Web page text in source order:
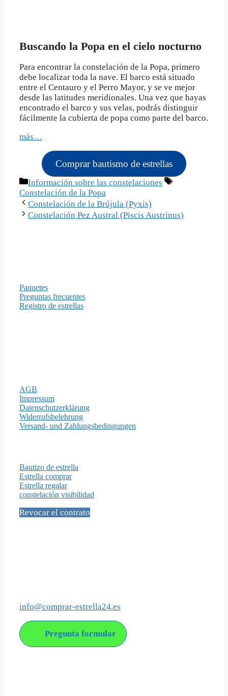
Buscando la Popa en el cielo nocturno
Para encontrar la constelación de la Popa, primero
debe localizar toda la nave. El barco está situado
entre el Centauro y el Perro Mayor, y se ve mejor
desde las latitudes meridionales. Una vez que hayas
encontrado el barco y sus velas, podrás distinguir
fácilmente la cubierta de popa como parte del barco.
más…
Comprar bautismo de estrellas
Categorías
Información sobre las constelaciones
Etiquetas
Constelación de la Popa
Constelación de la Brújula (Pyxis)
Constelación Pez Austral (Piscis Austrinus)
Paquetes
Preguntas frecuentes
Registro de estrellas
AGB
Impressum
Datenschutzerklärung
Widerrufsbelehrung
Versand- und Zahlungsbedingungen
Bautizo de estrella
Estrella comprar
Estrella regalar
constelación visibilidad
Revocar el contrato
info@comprar-estrella24.es
Pregunta formular